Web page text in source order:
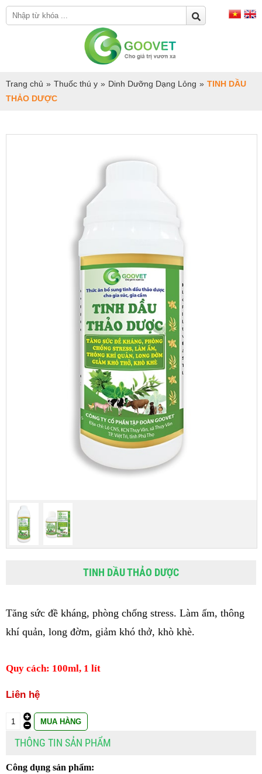
Trang chủ » Thuốc thú y » Dinh Dưỡng Dạng Lỏng » TINH DẦU
THẢO DƯỢC
TINH DẦU THẢO DƯỢC
Tăng sức đề kháng, phòng chống stress. Làm ấm, thông
khí quản, long đờm, giảm khó thở, khò khè.
Quy cách: 100ml, 1 lít
Liên hệ
THÔNG TIN SẢN PHẨM
Công dụng sản phẩm: